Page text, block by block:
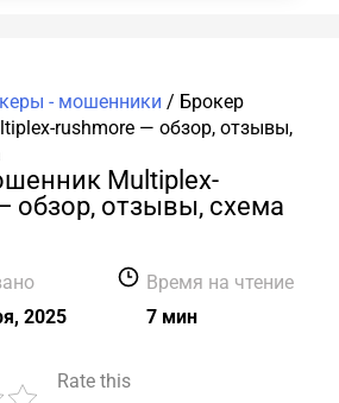
- мошенники / Брокер
rushmore — обзор, отзывы,
Multiplex-
обзор, отзывы, схема
2025
Время на чтение
7 мин
Rate this